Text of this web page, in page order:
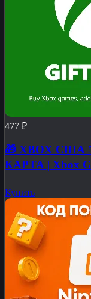
477 ₽
🎁 XBOX США
КАРТА | Xbox
Купить